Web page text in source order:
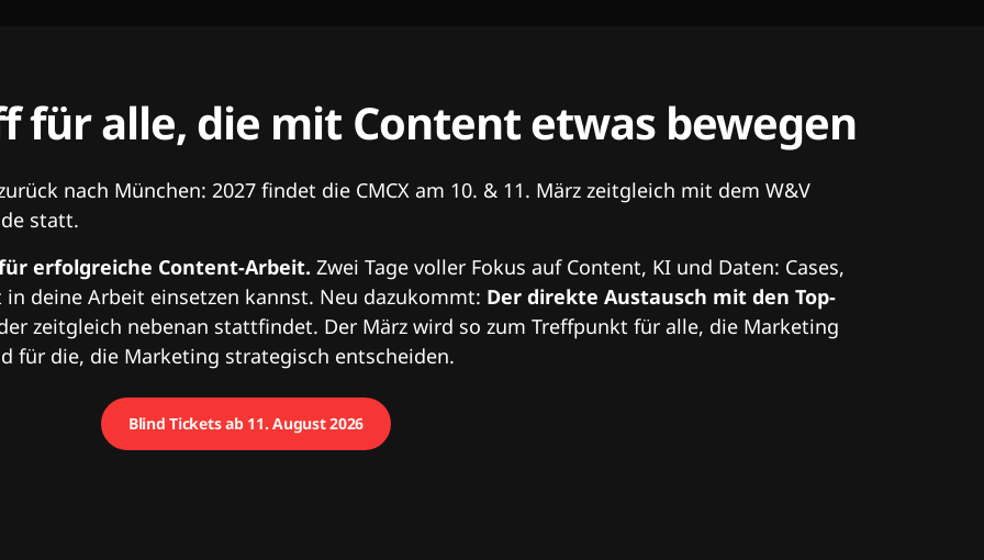
für alle, die mit Content etwas bewegen
nach München: 2027 findet die CMCX am 10. & 11. März zeitgleich mit dem W&V
statt.
erfolgreiche Content-Arbeit. Zwei Tage voller Fokus auf Content, KI und Daten: Cases,
deine Arbeit einsetzen kannst. Neu dazukommt: Der direkte Austausch mit den Top-
zeitgleich nebenan stattfindet. Der März wird so zum Treffpunkt für alle, die Marketing
für die, die Marketing strategisch entscheiden.
Blind Tickets ab 11. August 2026